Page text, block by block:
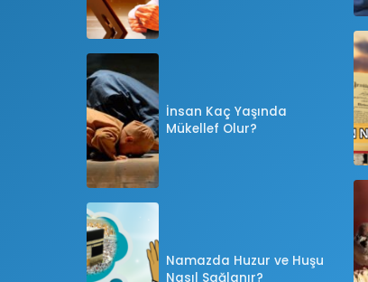
İnsan Kaç Yaşında
Mükellef Olur?
Namazda Huzur ve Huşu
Nasıl Sağlanır?